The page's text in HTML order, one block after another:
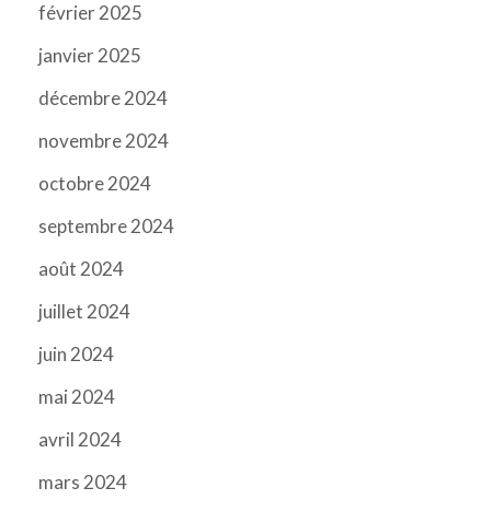
février 2025
janvier 2025
décembre 2024
novembre 2024
octobre 2024
septembre 2024
août 2024
juillet 2024
juin 2024
mai 2024
avril 2024
mars 2024